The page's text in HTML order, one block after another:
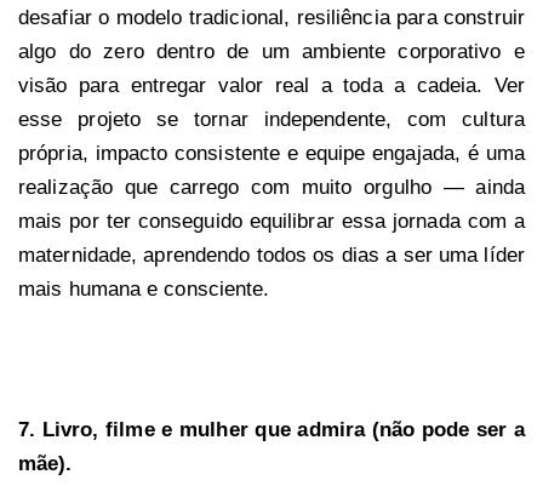
desafiar o modelo tradicional, resiliência para construir
algo do zero dentro de um ambiente corporativo e
visão para entregar valor real a toda a cadeia. Ver
esse projeto se tornar independente, com cultura
própria, impacto consistente e equipe engajada, é uma
realização que carrego com muito orgulho — ainda
mais por ter conseguido equilibrar essa jornada com a
maternidade, aprendendo todos os dias a ser uma líder
mais humana e consciente.
7. Livro, filme e mulher que admira (não pode ser a
mãe).